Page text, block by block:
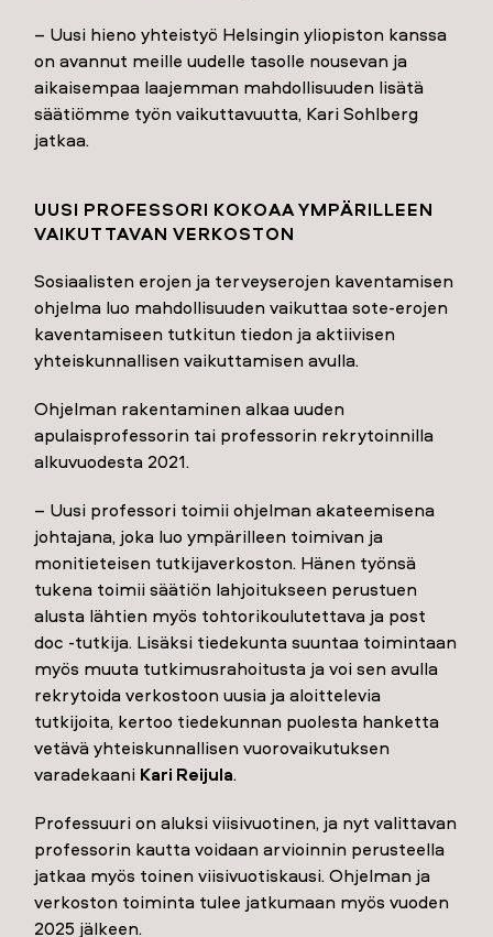
– Uusi hieno yhteistyö Helsingin yliopiston kanssa
on avannut meille uudelle tasolle nousevan ja
aikaisempaa laajemman mahdollisuuden lisätä
säätiömme työn vaikuttavuutta, Kari Sohlberg
jatkaa.
UUSI PRO­FES­SO­RI KO­KO­AA YM­PÄ­RIL­LEEN
VAI­KUT­TA­VAN VER­KOS­TON
Sosiaalisten erojen ja terveyserojen kaventamisen
ohjelma luo mahdollisuuden vaikuttaa sote-erojen
kaventamiseen tutkitun tiedon ja aktiivisen
yhteiskunnallisen vaikuttamisen avulla.
Ohjelman rakentaminen alkaa uuden
apulaisprofessorin tai professorin rekrytoinnilla
alkuvuodesta 2021.
– Uusi professori toimii ohjelman akateemisena
johtajana, joka luo ympärilleen toimivan ja
monitieteisen tutkijaverkoston. Hänen työnsä
tukena toimii säätiön lahjoitukseen perustuen
alusta lähtien myös tohtorikoulutettava ja post
doc -tutkija. Lisäksi tiedekunta suuntaa toimintaan
myös muuta tutkimusrahoitusta ja voi sen avulla
rekrytoida verkostoon uusia ja aloittelevia
tutkijoita, kertoo tiedekunnan puolesta hanketta
vetävä yhteiskunnallisen vuorovaikutuksen
varadekaani Kari Reijula.
Professuuri on aluksi viisivuotinen, ja nyt valittavan
professorin kautta voidaan arvioinnin perusteella
jatkaa myös toinen viisivuotiskausi. Ohjelman ja
verkoston toiminta tulee jatkumaan myös vuoden
2025 jälkeen.